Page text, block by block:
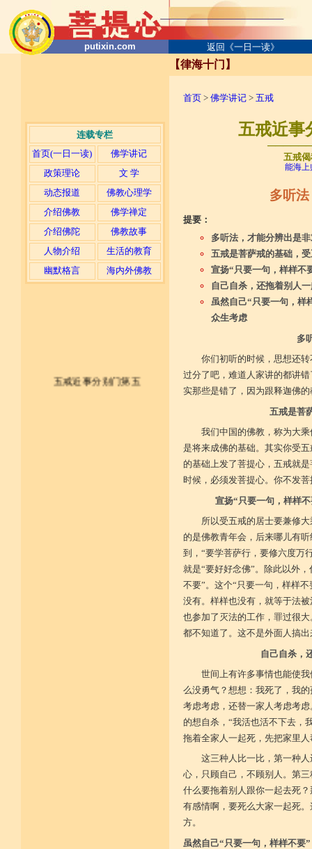
putixin.com 返回《一日一读》
连载专栏
首页(一日一读)
佛学讲记
政策理论
文 学
动态报道
佛教心理学
介绍佛教
佛学禅定
介绍佛陀
佛教故事
人物介绍
生活的教育
幽默格言
海内外佛教
【律海十门】
首页 > 佛学讲记 > 五戒
五戒近事
五戒
能海上
多听
提要：
多听法，才能分辨出是
五戒是菩萨戒的基础，
宣扬“只要一句，样样不
自己自杀，还拖着别人
虽然自己“只要一句，样
众生考虑
多
你们初听的时候，思想还
过分了吧，难道人家讲的都讲
实那些是错了，因为跟释迦佛
五戒是菩
我们中国的佛教，称为大
是将来成佛的基础。其实你受
的基础上发了菩提心，五戒就
时候，必须发菩提心。你不发
宣扬“只要一句，样样
所以受五戒的居士要兼修
的是佛教青年会，后来哪儿有
到，“要学菩萨行，要修六度万
就是“要好好念佛”。除此以外
不要”。这个“只要一句，样样
没有。样样也没有，就等于法
也参加了灭法的工作，罪过很
都不知道了。这不是外面人搞
自己自杀，
世间上有许多事情也能使
么没勇气？想想：我死了，我
考虑考虑，还替一家人考虑考
的想自杀，“我活也活不下去，
拖着全家人一起死，先把家里
这三种人比一比，第一种
心，只顾自己，不顾别人。第
什么要拖着别人跟你一起去死
有感情啊，要死么大家一起死
方。
虽然自己“只要一句，样样不要
五戒近事分别门第五